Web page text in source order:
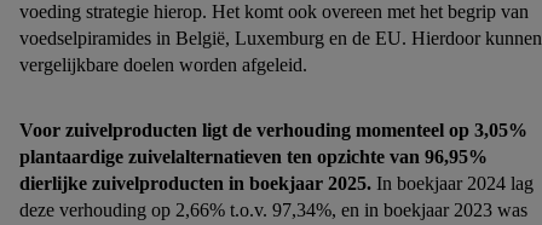
voeding strategie hierop. Het komt ook overeen met het begrip van
voedselpiramides in België, Luxemburg en de EU. Hierdoor kunnen
vergelijkbare doelen worden afgeleid.
Voor zuivelproducten ligt de verhouding momenteel op 3,05%
plantaardige zuivelalternatieven ten opzichte van 96,95%
dierlijke zuivelproducten in boekjaar 2025. In boekjaar 2024 lag
deze verhouding op 2,66% t.o.v. 97,34%, en in boekjaar 2023 was
meer informatie vinden over de gegevensverwerking.
Door op “weigeren” te klikken, kunt u alleen het gebruik van
de noodzakelijke technologieën toestaan. Door op
alle bovengenoemde doeleinden. Meer informatie, waaronder
de bewaartermijn van de gegevens en uw recht om uw
toestemming te allen tijde met vooruitwerkende kracht in te
trekken, vindt u in onzeprivacyverklaring. Je vindt het